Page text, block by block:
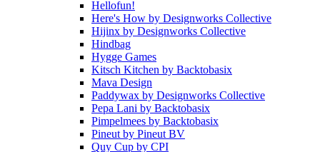
Hellofun!
Here's How by Designworks Collective
Hijinx by Designworks Collective
Hindbag
Hygge Games
Kitsch Kitchen by Backtobasix
Mava Design
Paddywax by Designworks Collective
Pepa Lani by Backtobasix
Pimpelmees by Backtobasix
Pineut by Pineut BV
Quy Cup by CPI